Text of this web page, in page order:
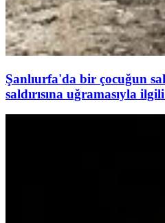
Şanlıurfa'da bir çocuğun
saldırısına uğramasıyla